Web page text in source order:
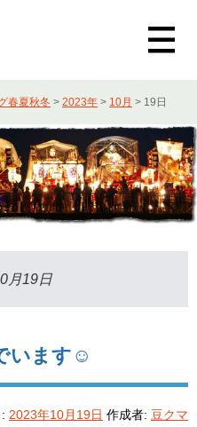
春夏秋冬 > 2023年 > 10月 > 19日
月19日
います☺
2023年10月19日 作成者: 豆クマ